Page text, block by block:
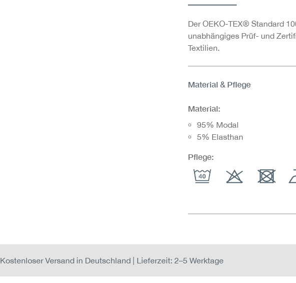
Der OEKO-TEX® Standard
unabhängiges Prüf- und
Textilien.
Material & Pflege
Material:
95% Modal
5% Elasthan
Pflege:
Kostenloser Versand in Deutschland | Lieferzeit: 2–5 Werktage